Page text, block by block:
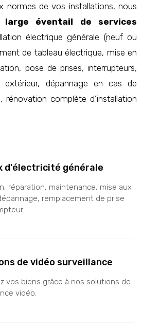
normes de vos installations, nous
large éventail de services
électrique générale (neuf ou
de tableau électrique, mise en
pose de prises, interrupteurs,
extérieur, dépannage en cas de
rénovation complète d’installation
d'électricité générale
réparation, maintenance, mise aux
remplacement de prise
de vidéo surveillance
vos biens grâce à nos solutions de
vidéo.